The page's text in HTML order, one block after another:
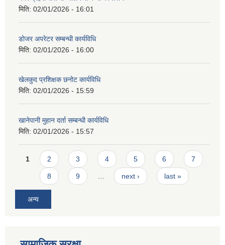
मिति: 02/01/2026 - 16:01
डोजर अपरेटर सम्बन्धी कार्यविधि
मिति: 02/01/2026 - 16:00
खेलकुद प्रशिक्षक छनोट कार्यविधि
मिति: 02/01/2026 - 15:59
खानेपानी मुहान दर्ता सम्बन्धी कार्यविधि
मिति: 02/01/2026 - 15:57
Pages
1 2 3 4 5 6 7
8 9 next › last »
अन्य